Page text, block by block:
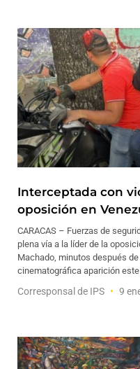
Interceptada con
oposición en
CARACAS – Fuerzas de
plena vía a la líder de la
Machado, minutos después
cinematográfica aparición
Corresponsal de IPS 9